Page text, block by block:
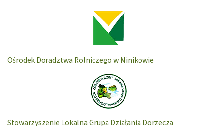
Ośrodek Doradztwa Rolniczego w Minikowie
Stowarzyszenie Lokalna Grupa Działania Dorzecza